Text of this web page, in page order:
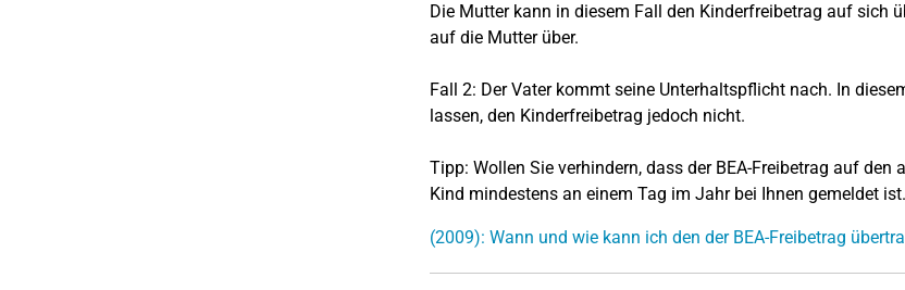
Die Mutter kann in diesem Fall den Kinderfreibetrag auf sich
auf die Mutter über.
Fall 2: Der Vater kommt seine Unterhaltspflicht nach. In
lassen, den Kinderfreibetrag jedoch nicht.
Tipp: Wollen Sie verhindern, dass der BEA-Freibetrag auf
Kind mindestens an einem Tag im Jahr bei Ihnen gemeldet ist.
(2009): Wann und wie kann ich den der BEA-Freibetrag